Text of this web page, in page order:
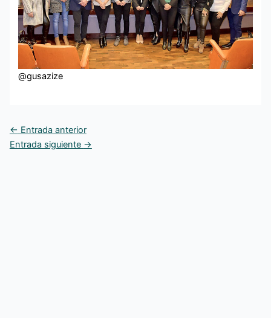
@gusazize
← Entrada anterior
Entrada siguiente →